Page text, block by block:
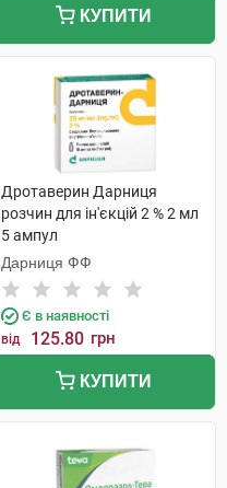
КУПИТИ
Дротаверин Дарниця
розчин для ін'єкцій 2 % 2 мл
5 ампул
Дарниця ФФ
Є в наявності
від 125.80 грн
КУПИТИ